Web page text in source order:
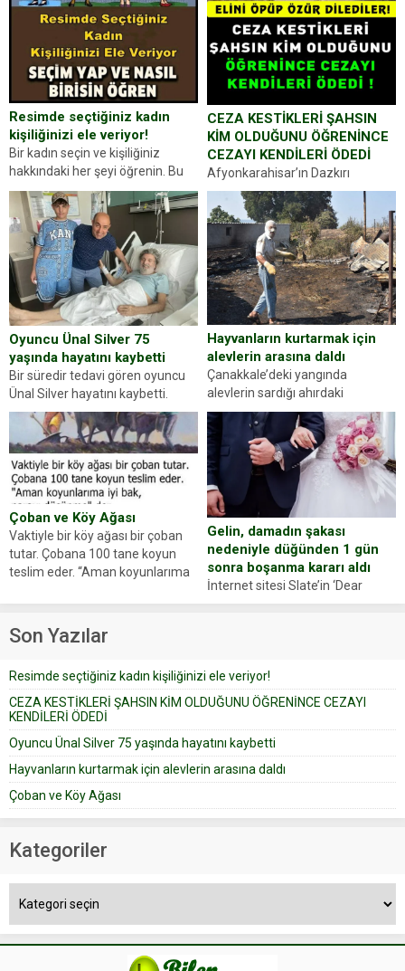
Resimde seçtiğiniz kadın
kişiliğinizi ele veriyor!
Bir kadın seçin ve kişiliğiniz
hakkındaki her şeyi öğrenin. Bu
kez karşınıza oldukça farklı bir
kişilik testiyle çıkıyoruz. Resimde
gördüğünüz kadın figürlerinden
dikkatinizi en...
CEZA KESTİKLERİ ŞAHSIN
KİM OLDUĞUNU ÖĞRENİNCE
CEZAYI KENDİLERİ ÖDEDİ
Afyonkarahisar’ın Dazkırı
ilçesinde trafik uygulaması
yapan jandarma ekipleri
durdurdukları bir otomobilin
sürücüsünden ehliyet ve ruhsat
sorup belgelerini istedi. Sürücü
Abdurrahman Ö.nün verdiği
evraklarda eksik olduğunu...
Oyuncu Ünal Silver 75
yaşında hayatını kaybetti
Bir süredir tedavi gören oyuncu
Ünal Silver hayatını kaybetti.
Haberi, oyuncunun menajerlik
ajansı duyurdu. Renda Güner,
sosyal medya hesabında “Usta
Oyuncumuz ve çok değerli
dostumuz...
Hayvanların kurtarmak için
alevlerin arasına daldı
Çanakkale’deki yangında
alevlerin sardığı ahırdaki
hayvanlarını kurtarmak isteyen
Zeki Demir (66) ölümden döndü.
Yüzünde ve ellerinde yanıklar
oluşan Demir, kâbus dolu anları
anlattı… Merkeze bağlı...
Çoban ve Köy Ağası
Vaktiyle bir köy ağası bir çoban
tutar. Çobana 100 tane koyun
teslim eder. “Aman koyunlarıma
Çoban koyunları alır gider. Aylar...
Gelin, damadın şakası
nedeniyle düğünden 1 gün
sonra boşanma kararı aldı
İnternet sitesi Slate’in ‘Dear
Prudence’ isimli tavsiye köşesine
yapıştırdığı için düğünden...
Son Yazılar
Resimde seçtiğiniz kadın kişiliğinizi ele veriyor!
CEZA KESTİKLERİ ŞAHSIN KİM OLDUĞUNU ÖĞRENİNCE CEZAYI
KENDİLERİ ÖDEDİ
Oyuncu Ünal Silver 75 yaşında hayatını kaybetti
Hayvanların kurtarmak için alevlerin arasına daldı
Çoban ve Köy Ağası
Kategoriler